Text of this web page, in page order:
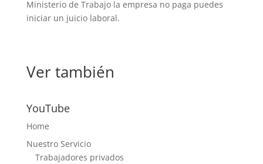
Ministerio de Trabajo la empresa no paga puedes
iniciar un juicio laboral.
Ver también
YouTube
Home
Nuestro Servicio
Trabajadores privados